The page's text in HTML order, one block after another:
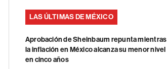
LAS ÚLTIMAS DE MÉXICO
Aprobación de Sheinbaum repunta mientras
la inflación en México alcanza su menor nivel
en cinco años